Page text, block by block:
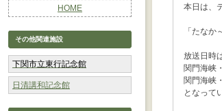
本日は、
「たな
放送日時
関門海峡
関門海峡
となって
HOME
その他関連施設
下関市立東行記念館
日清講和記念館